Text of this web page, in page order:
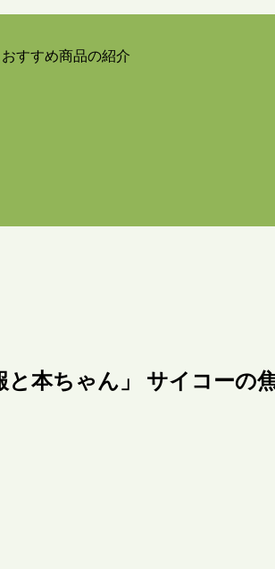
すすめ商品の紹介
と本ちゃん」 サイコーの